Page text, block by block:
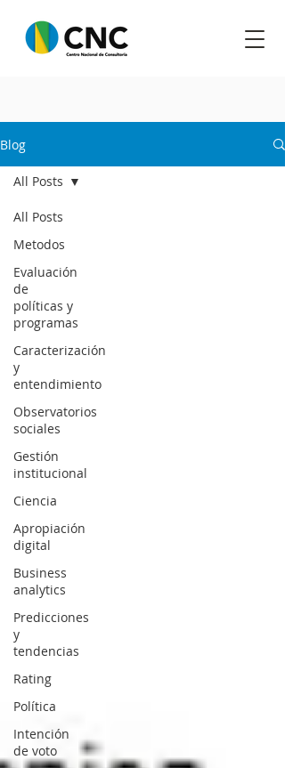
Blog
All Posts
Metodos
Evaluación
de
políticas y
programas
Caracterización
y
entendimiento
Observatorios
sociales
Gestión
institucional
Ciencia
Apropiación
digital
Business
analytics
Predicciones
y
tendencias
Rating
Política
Intención
de voto
All Posts